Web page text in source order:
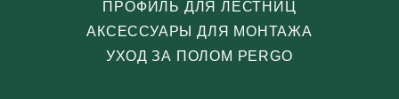
ПРОФИЛЬ ДЛЯ ЛЕСТНИЦ
АКСЕССУАРЫ ДЛЯ МОНТАЖА
УХОД ЗА ПОЛОМ PERGO